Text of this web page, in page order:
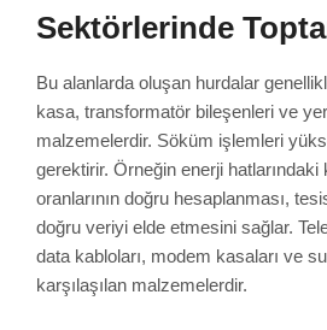
Sektörlerinde
Bu alanlarda oluşan hurdalar
kasa, transformatör bileşenleri ve yer
malzemelerdir. Söküm işlemleri
gerektirir. Örneğin enerji hatlarındaki
oranlarının doğru hesaplanması,
doğru veriyi elde etmesini sağlar.
data kabloları, modem kasaları ve
karşılaşılan malzemelerdir.